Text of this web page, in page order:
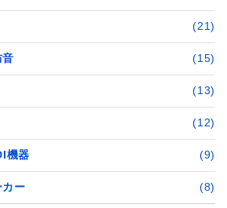
(21)
音 (15)
(13)
(12)
機器 (9)
ー (8)